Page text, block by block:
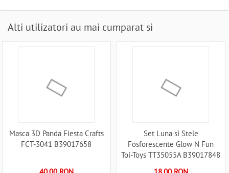
Alti utilizatori au mai cumparat si
Masca 3D Panda Fiesta Crafts
FCT-3041 B39017658
Set Luna si Stele
Fosforescente Glow N Fun
Toi-Toys TT35055A B39017848